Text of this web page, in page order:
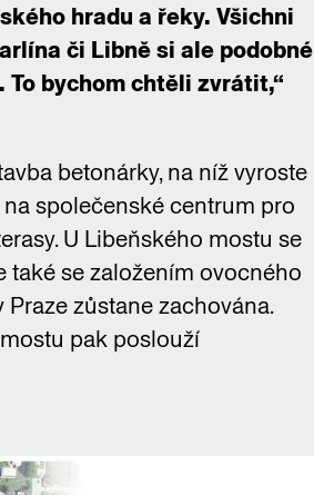
hradu a řeky. Všichni
či Libně si ale podobné
bychom chtěli zvrátit,“
betonárky, na níž vyroste
společenské centrum pro
U Libeňského mostu se
také se založením ovocného
zůstane zachována.
pak poslouží